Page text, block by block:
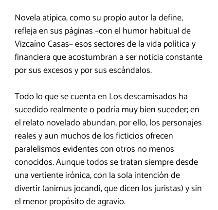
Novela atípica, como su propio autor la define,
refleja en sus páginas –con el humor habitual de
Vizcaíno Casas– esos sectores de la vida política y
financiera que acostumbran a ser noticia constante
por sus excesos y por sus escándalos.
Todo lo que se cuenta en Los descamisados ha
sucedido realmente o podría muy bien suceder; en
el relato novelado abundan, por ello, los personajes
reales y aun muchos de los ficticios ofrecen
paralelismos evidentes con otros no menos
conocidos. Aunque todos se tratan siempre desde
una vertiente irónica, con la sola intención de
divertir (animus jocandi, que dicen los juristas) y sin
el menor propósito de agravio.